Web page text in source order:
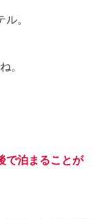
。
。
で泊まることが